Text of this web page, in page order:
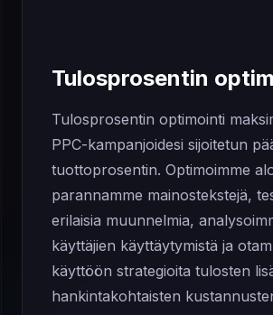
Tulosprosentin
Tulosprosentin optimointi
PPC-kampanjoidesi sijoitetun
tuottoprosentin. Optimoimme
parannamme mainostekstejä,
erilaisia ​​muunnelmia,
käyttäjien käyttäytymistä ja
käyttöön strategioita tulosten
hankintakohtaisten